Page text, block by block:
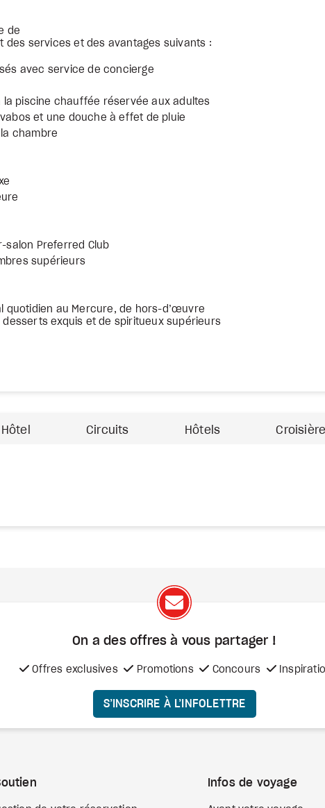
de
des services et des avantages suivants :
avec service de concierge
piscine chauffée réservée aux adultes
et une douche à effet de pluie
chambre
salon Preferred Club
supérieurs
quotidien au Mercure, de hors-d’œuvre
exquis et de spiritueux supérieurs
Circuits Hôtels
On a des offres à vous partager !
Offres exclusives Promotions Concours
S’INSCRIRE À L’INFOLETTRE
Infos de voyage